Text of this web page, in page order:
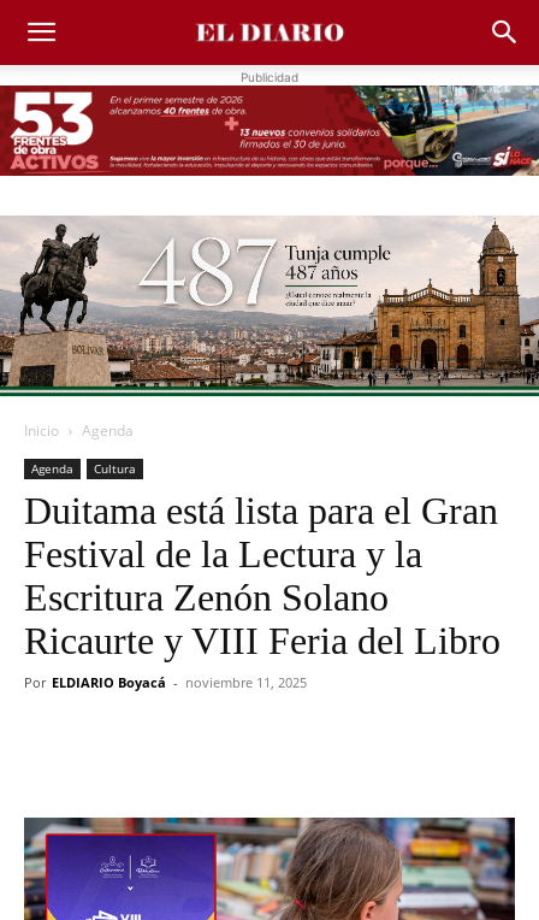
Publicidad
Inicio Agenda
Agenda Cultura
Duitama está lista para el Gran
Festival de la Lectura y la
Escritura Zenón Solano
Ricaurte y VIII Feria del Libro
Por ELDIARIO Boyacá - noviembre 11, 2025